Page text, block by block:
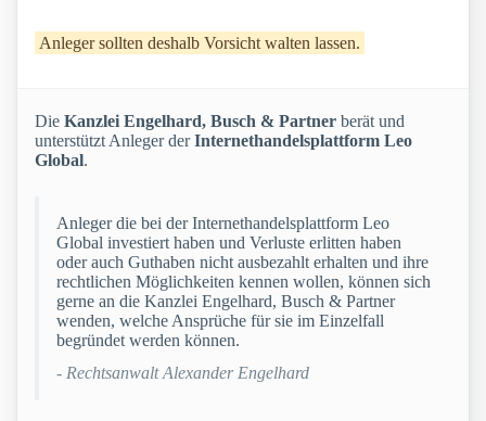
Anleger sollten deshalb Vorsicht walten lassen.
Die Kanzlei Engelhard, Busch & Partner berät und
unterstützt Anleger derInternethandelsplattform Leo
Global.
Anleger die bei der Internethandelsplattform Leo
Global investiert haben und Verluste erlitten haben
oder auch Guthaben nicht ausbezahlt erhalten und ihre
rechtlichen Möglichkeiten kennen wollen, können sich
gerne an die Kanzlei Engelhard, Busch & Partner
wenden, welche Ansprüche für sie im Einzelfall
begründet werden können.
- Rechtsanwalt Alexander Engelhard